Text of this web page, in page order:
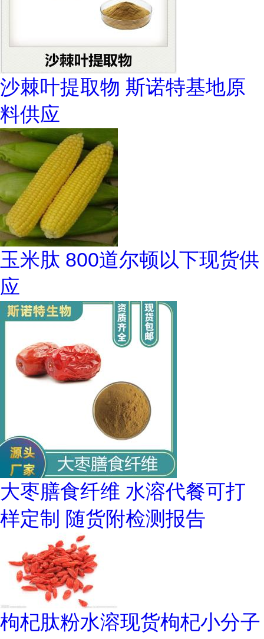
沙棘叶提取物 斯诺特基地原
料供应
玉米肽 800道尔顿以下现货供
应
大枣膳食纤维 水溶代餐可打
样定制 随货附检测报告
枸杞肽粉水溶现货枸杞小分子